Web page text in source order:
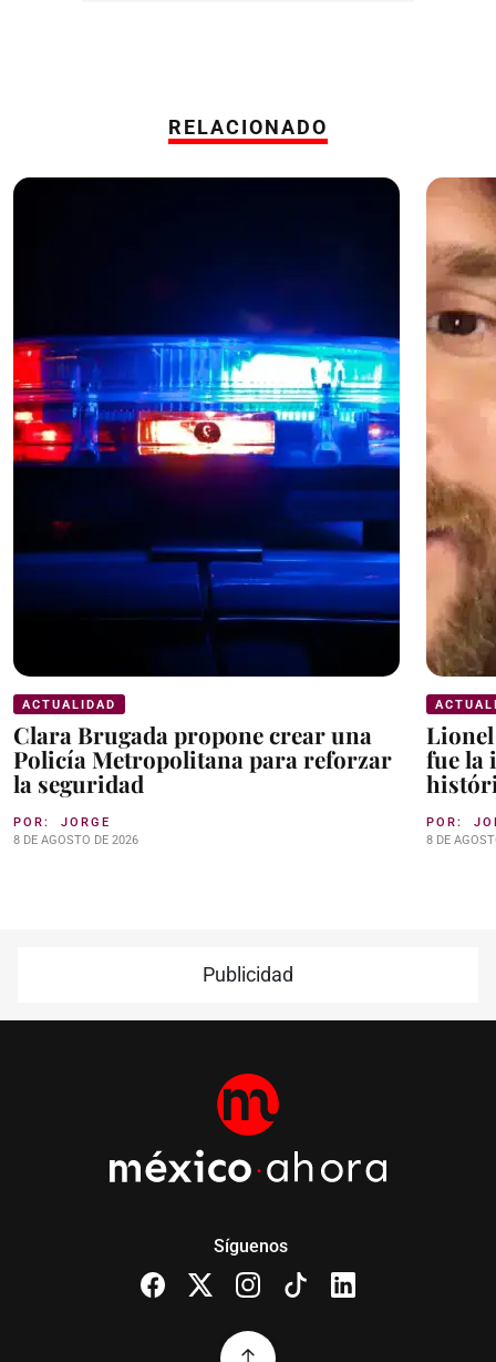
RELACIONADO
ACTUALIDAD
Clara Brugada propone crear una
Policía Metropolitana para reforzar
la seguridad
POR: JORGE
8 DE AGOSTO DE 2026
fue la
POR:
8 DE
Publicidad
Síguenos